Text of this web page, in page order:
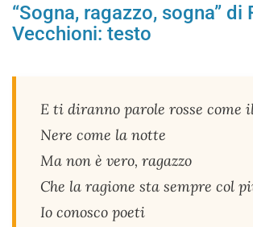
“Sogna, ragazzo, sogna” di
Vecchioni: testo
E ti diranno parole rosse come
Nere come la notte
Ma non è vero, ragazzo
Che la ragione sta sempre col
Io conosco poeti